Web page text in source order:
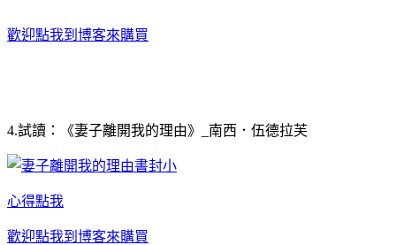
歡迎點我到博客來購買
4.試讀：《妻子離開我的理由》_南西．伍德拉芙
心得點我
歡迎點我到博客來購買